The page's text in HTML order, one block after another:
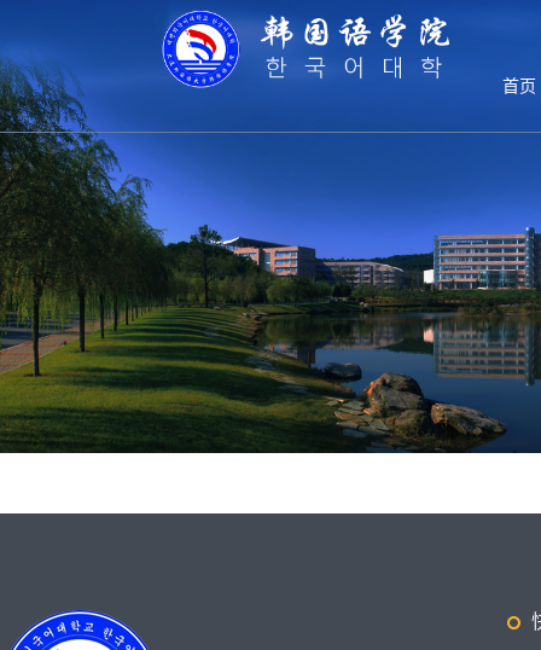
首页
研究生教育
培养方案
导师风采
教学管理
教学成果
研究生教育
研究生教学
韩国语学院